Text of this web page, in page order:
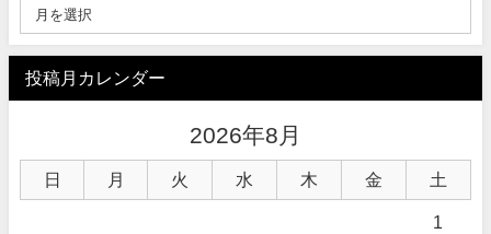
投稿月カレンダー
2026年8月
日 月 火 水 木 金 土
1